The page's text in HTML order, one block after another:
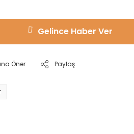
Gelince Haber Ver
Öner Paylaş